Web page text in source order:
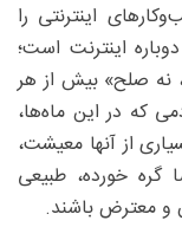
اینترنتی را
اینترنت است؛
نه صلح» بیش از هر
که در این ماه‌ها،
از آنها معیشت،
گره خورده، طبیعی
و معترض باشند.